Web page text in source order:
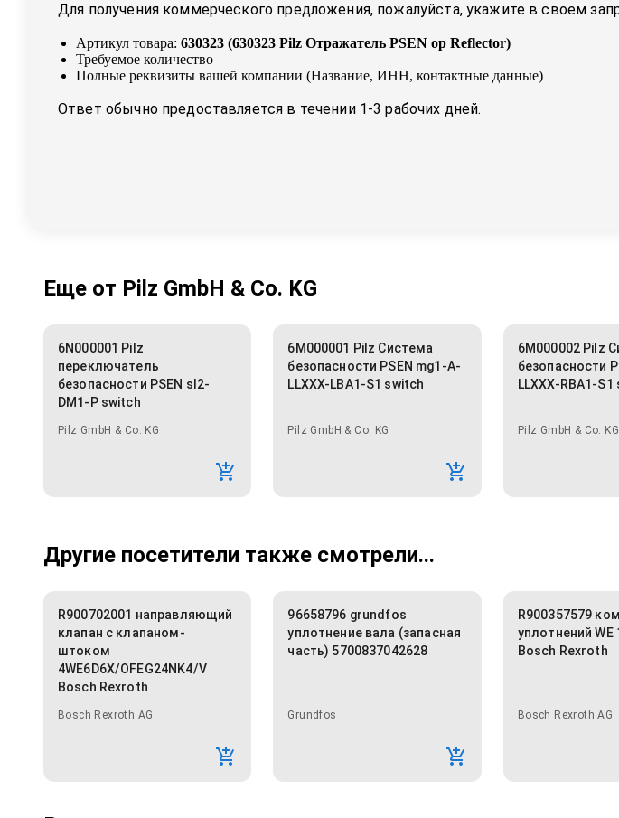
Для получения коммерческого предложения, пожалуйста, укажите в своем
Артикул товара: 630323 (630323 Pilz Отражатель PSEN op Reflector)
Требуемое количество
Полные реквизиты вашей компании (Название, ИНН, контактные данные)
Ответ обычно предоставляется в течении 1-3 рабочих дней.
Еще от Pilz GmbH & Co. KG
6N000001 Pilz
переключатель
безопасности PSEN sl2-
DM1-P switch
Pilz GmbH & Co. KG
6M000001 Pilz Система
безопасности PSEN mg1-A-
LLXXX-LBA1-S1 switch
Pilz GmbH & Co. KG
6M000002 Pilz
безопасности
LLXXX-RBA1-
Pilz GmbH & Co. KG
Другие посетители также смотрели...
R900702001 направляющий
клапан с клапаном-
штоком
4WE6D6X/OFEG24NK4/V
Bosch Rexroth
Bosch Rexroth AG
96658796 grundfos
уплотнение вала (запасная
часть) 5700837042628
Grundfos
R900357579
уплотнений WE
Bosch Rexroth
Bosch Rexroth AG